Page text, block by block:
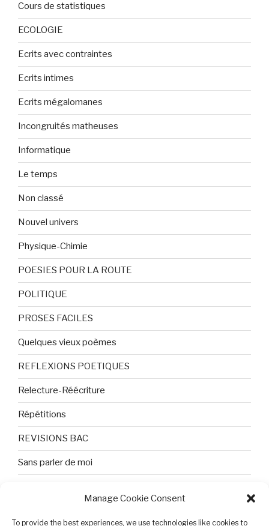
Manage Cookie Consent
To provide the best experiences, we use technologies like cookies to
Cours de statistiques
ECOLOGIE
Ecrits avec contraintes
Ecrits intimes
Ecrits mégalomanes
Incongruités matheuses
Informatique
Le temps
Non classé
Nouvel univers
Physique-Chimie
POESIES POUR LA ROUTE
POLITIQUE
PROSES FACILES
Quelques vieux poèmes
REFLEXIONS POETIQUES
Relecture-Réécriture
Répétitions
REVISIONS BAC
Sans parler de moi